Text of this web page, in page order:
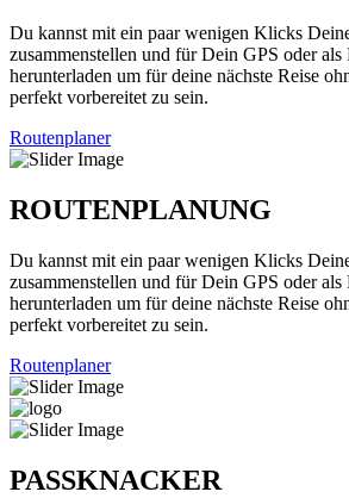
Du kannst mit ein paar wenigen Klicks
zusammenstellen und für Dein GPS oder als
herunterladen um für deine nächste Reise
perfekt vorbereitet zu sein.
Routenplaner
ROUTENPLANUNG
Du kannst mit ein paar wenigen Klicks
zusammenstellen und für Dein GPS oder als
herunterladen um für deine nächste Reise
perfekt vorbereitet zu sein.
Routenplaner
PASSKNACKER